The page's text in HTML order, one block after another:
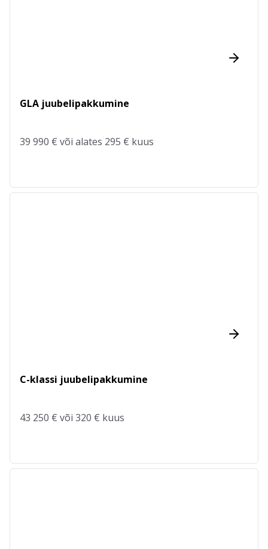
GLA juubelipakkumine
39 990 € või alates 295 € kuus
C-klassi juubelipakkumine
43 250 € või 320 € kuus